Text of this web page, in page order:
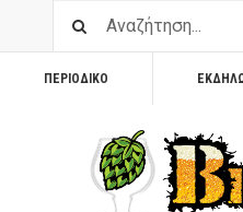
ΠΕΡΙΟΔΙΚΟ